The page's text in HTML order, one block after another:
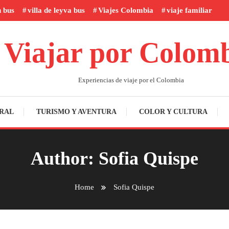
bus villa de leyva bus Viajes Colombia viaje familiar
Viajar por
Experiencias de viaje por el Colombia
TURISMO Y AVENTURA COLOR Y CULTURA
Author: Sofia Quispe
Home Sofia Quispe